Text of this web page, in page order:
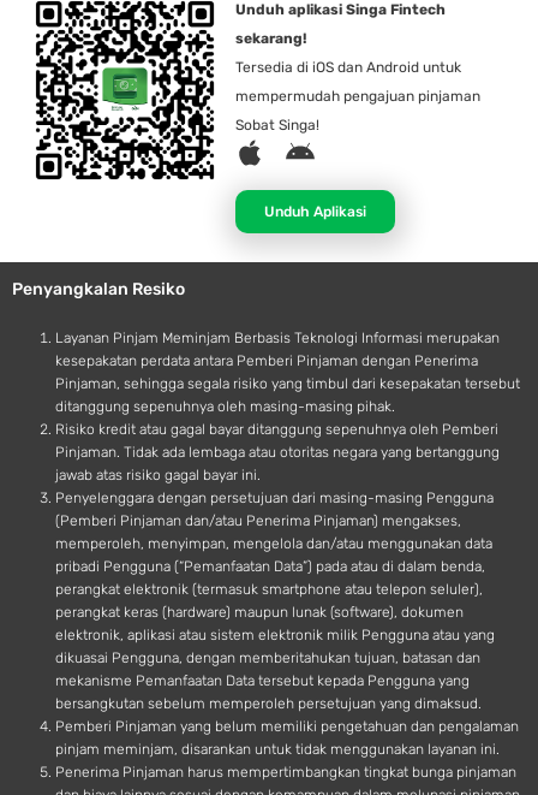
Unduh aplikasi Singa Fintech
sekarang!
Tersedia di iOS dan Android untuk
mempermudah pengajuan pinjaman
Sobat Singa!
A
p
l
e
A
d
r
o
d
Unduh Aplikasi
Penyangkalan Resiko
Layanan Pinjam Meminjam Berbasis Teknologi Informasi merupakan
kesepakatan perdata antara Pemberi Pinjaman dengan Penerima
Pinjaman, sehingga segala risiko yang timbul dari kesepakatan tersebut
ditanggung sepenuhnya oleh masing-masing pihak.
Risiko kredit atau gagal bayar ditanggung sepenuhnya oleh Pemberi
Pinjaman. Tidak ada lembaga atau otoritas negara yang bertanggung
jawab atas risiko gagal bayar ini.
Penyelenggara dengan persetujuan dari masing-masing Pengguna
(Pemberi Pinjaman dan/atau Penerima Pinjaman) mengakses,
memperoleh, menyimpan, mengelola dan/atau menggunakan data
pribadi Pengguna (“Pemanfaatan Data”) pada atau di dalam benda,
perangkat elektronik (termasuk smartphone atau telepon seluler),
perangkat keras (hardware) maupun lunak (software), dokumen
elektronik, aplikasi atau sistem elektronik milik Pengguna atau yang
dikuasai Pengguna, dengan memberitahukan tujuan, batasan dan
mekanisme Pemanfaatan Data tersebut kepada Pengguna yang
bersangkutan sebelum memperoleh persetujuan yang dimaksud.
Pemberi Pinjaman yang belum memiliki pengetahuan dan pengalaman
pinjam meminjam, disarankan untuk tidak menggunakan layanan ini.
Penerima Pinjaman harus mempertimbangkan tingkat bunga pinjaman